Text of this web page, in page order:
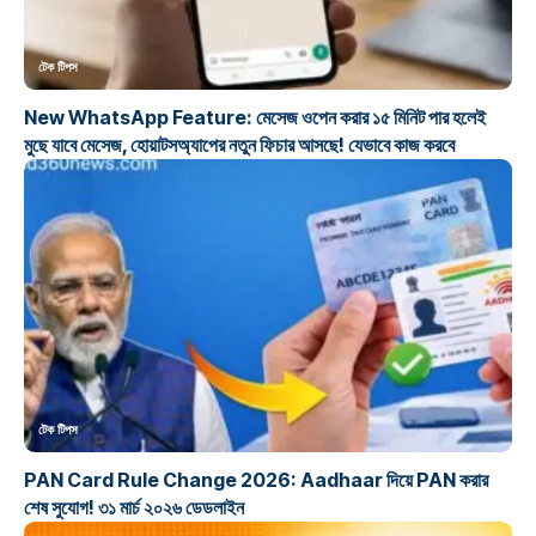
টেক টিপস
New WhatsApp Feature: মেসেজ ওপেন করার ১৫ মিনিট পার হলেই
মুছে যাবে মেসেজ, হোয়াটসঅ্যাপের নতুন ফিচার আসছে! যেভাবে কাজ করবে
টেক টিপস
PAN Card Rule Change 2026: Aadhaar দিয়ে PAN করার
শেষ সুযোগ! ৩১ মার্চ ২০২৬ ডেডলাইন